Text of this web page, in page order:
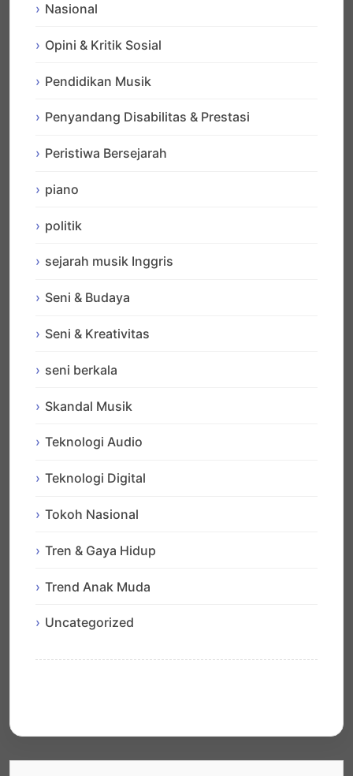
Nasional
Opini & Kritik Sosial
Pendidikan Musik
Penyandang Disabilitas & Prestasi
Peristiwa Bersejarah
piano
politik
sejarah musik Inggris
Seni & Budaya
Seni & Kreativitas
seni berkala
Skandal Musik
Teknologi Audio
Teknologi Digital
Tokoh Nasional
Tren & Gaya Hidup
Trend Anak Muda
Uncategorized